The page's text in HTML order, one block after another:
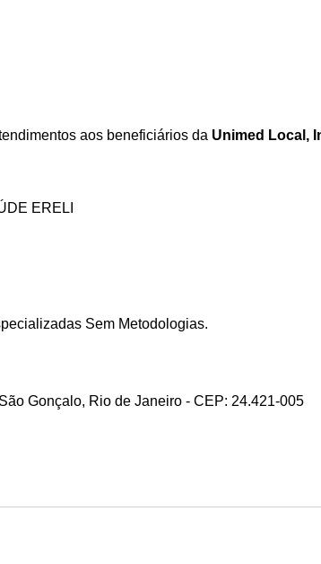
aos beneficiários da Unimed Local,
ERELI
Sem Metodologias.
Gonçalo, Rio de Janeiro - CEP: 24.421-005